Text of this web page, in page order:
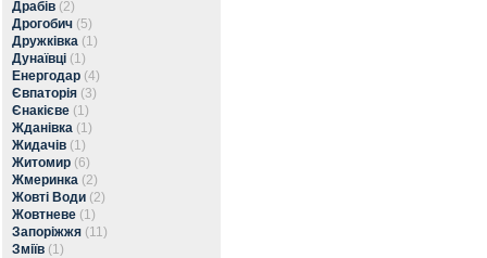
Драбів (2)
Дрогобич (5)
Дружківка (1)
Дунаївці (1)
Енергодар (4)
Євпаторія (3)
Єнакієве (1)
Жданівка (1)
Жидачів (1)
Житомир (6)
Жмеринка (2)
Жовті Води (2)
Жовтневе (1)
Запоріжжя (11)
Зміїв (1)